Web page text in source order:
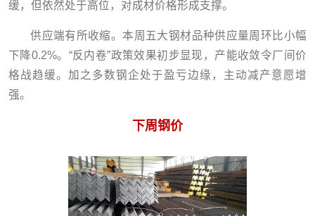
缓，但依然处于高位，对成材价格形成支撑。
供应端有所收缩。本周五大钢材品种供应量周环比小幅
下降0.2%。“反内卷”政策效果初步显现，产能收敛令厂间价
格战趋缓。加之多数钢企处于盈亏边缘，主动减产意愿增
强。
下周钢价